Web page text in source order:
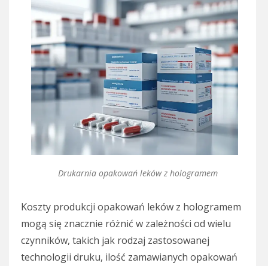
Drukarnia opakowań leków z hologramem
Koszty produkcji opakowań leków z hologramem
mogą się znacznie różnić w zależności od wielu
czynników, takich jak rodzaj zastosowanej
technologii druku, ilość zamawianych opakowań